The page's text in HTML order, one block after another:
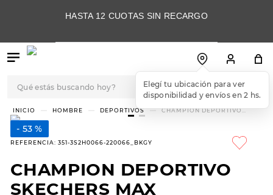
HASTA 12 CUOTAS SIN RECARGO
Elegí tu ubicación para ver
disponibilidad y envíos en 2 hs.
HOMBRE DEPORTIVOS
CHAMPION DEPORTIVO
53 %
REFERENCIA: 351-3S2H0066-220066_BKGY
CHAMPION DEPORTIVO
SKECHERS MAX
TÉRMINOS MÁS
BUSCADOS
1.
3.